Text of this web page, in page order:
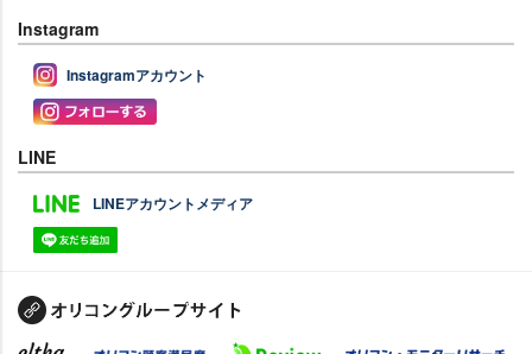
Instagram
Instagramアカウント
LINE
LINEアカウントメディア